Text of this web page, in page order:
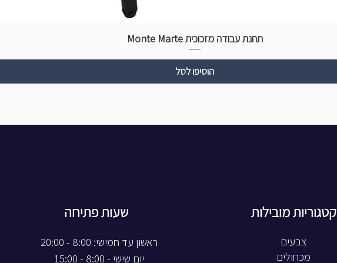
תחנת עבודה מזכוכית Monte Marte
הוסיפו לסל
שעות פתיחה
ראשון עד חמישי: 8:00 - 20:00
יום שישי - 8:00 - 15:00
קטגוריות מובילות
צבעים
מכחולים